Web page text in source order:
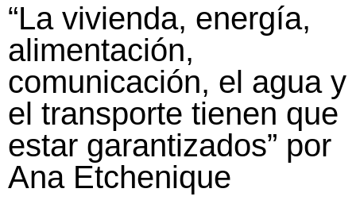
“La vivienda, energía,
alimentación,
comunicación, el agua y
el transporte tienen que
estar garantizados” por
Ana Etchenique